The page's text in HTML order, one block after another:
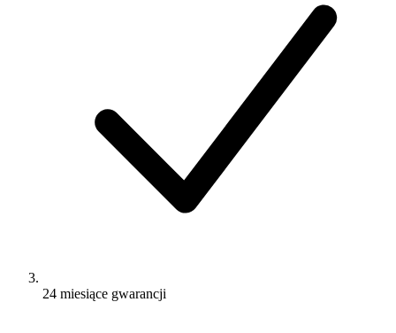
24 miesiące gwarancji